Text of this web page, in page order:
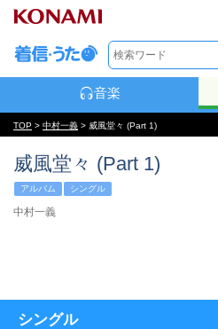
音楽
TOP > 中村一義 > 威風堂々 (Part 1)
威風堂々 (Part 1)
アルバム シングル
中村一義
シングル